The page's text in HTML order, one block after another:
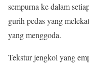
sempurna ke dalam
gurih pedas yang
yang menggoda.
Tekstur jengkol yang